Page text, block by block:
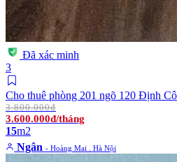
Đã xác minh
3
Cho thuê phòng 201 ngõ 120 Định
3.800.000đ
3.600.000đ/tháng
15m2
Ngân - Hoàng Mai . Hà Nội